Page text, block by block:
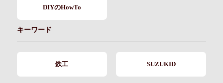
DIYのHowTo
キーワード
鉄工 SUZUKID